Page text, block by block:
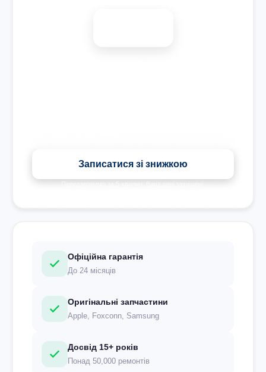
Записатися зі знижкою
Офіційна гарантія
До 24 місяців
Оригінальні запчастини
Apple, Foxconn, Samsung
Досвід 15+ років
Понад 50,000 ремонтів